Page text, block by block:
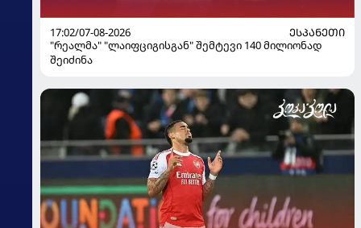
17:02/07-08-2026
ᲔᲡᲞᲐᲜᲔᲗᲘ
"რეალმა" "ლაიფციგისგან" შემტევი 140 მილიონად
შეიძინა